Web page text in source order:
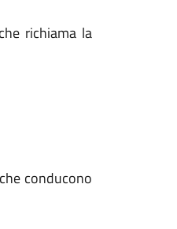
richiama la
conducono